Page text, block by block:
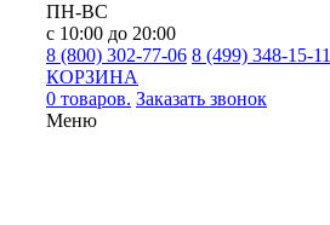
ПН-ВС
с 10:00 до 20:00
8 (800) 302-77-06 8 (499) 348-15-11
КОРЗИНА
0 товаров. Заказать звонок
Меню